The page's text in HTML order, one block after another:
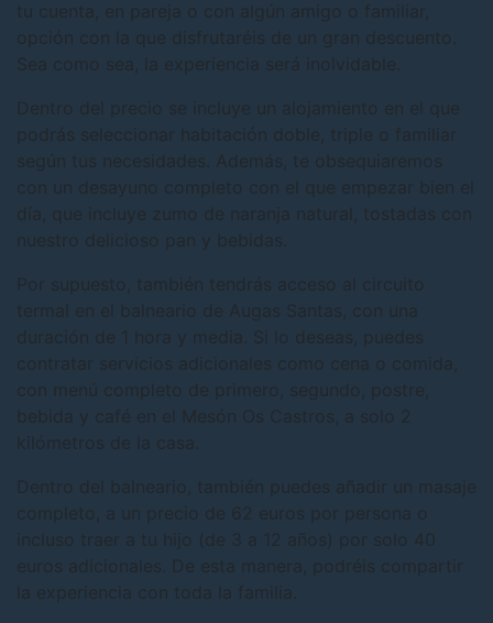
tu cuenta, en pareja o con algún amigo o familiar,
opción con la que disfrutaréis de un gran descuento.
Sea como sea, la experiencia será inolvidable.
Dentro del precio se incluye un alojamiento en el que
podrás seleccionar habitación doble, triple o familiar
según tus necesidades. Además, te obsequiaremos
con un desayuno completo con el que empezar bien el
día, que incluye zumo de naranja natural, tostadas con
nuestro delicioso pan y bebidas.
Por supuesto, también tendrás acceso al circuito
termal en el balneario de Augas Santas, con una
duración de 1 hora y media. Si lo deseas, puedes
contratar servicios adicionales como cena o comida,
con menú completo de primero, segundo, postre,
bebida y café en el Mesón Os Castros, a solo 2
kilómetros de la casa.
Dentro del balneario, también puedes añadir un masaje
completo, a un precio de 62 euros por persona o
incluso traer a tu hijo (de 3 a 12 años) por solo 40
euros adicionales. De esta manera, podréis compartir
la experiencia con toda la familia.